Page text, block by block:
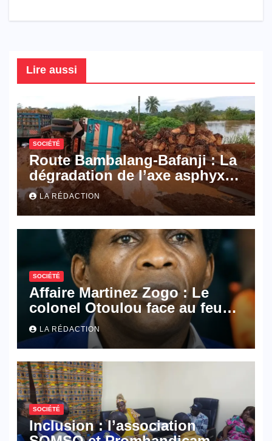
l
Lire aussi
SOCIÉTÉ
Route Bambalang-Bafanji : La
dégradation de l’axe asphyxie
les activités économiques
LA RÉDACTION
SOCIÉTÉ
Affaire Martinez Zogo : Le
colonel Otoulou face au feu
croisé des avocats de la
défense
LA RÉDACTION
SOCIÉTÉ
Inclusion : l’association